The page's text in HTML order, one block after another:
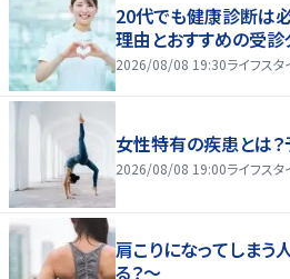
20代でも健康診断は
理由とおすすめの受診
2026/08/08 19:30ライフスタ
女性特有の疾患とは
2026/08/08 19:00ライフスタ
肩こりになってしま
る？～